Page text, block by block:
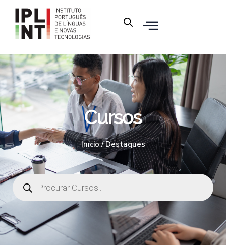
Cursos
Início/ Destaques